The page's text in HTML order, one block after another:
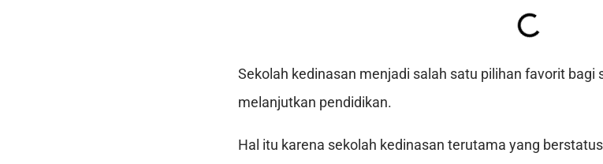
Sekolah kedinasan menjadi salah satu pilihan favorit bagi
melanjutkan pendidikan.
Hal itu karena sekolah kedinasan terutama yang